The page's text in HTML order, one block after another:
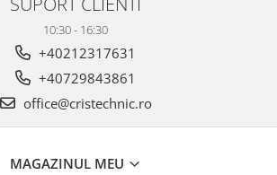
10:30 - 16:30
+40212317631
+40729843861
office@cristechnic.ro
MAGAZINUL MEU